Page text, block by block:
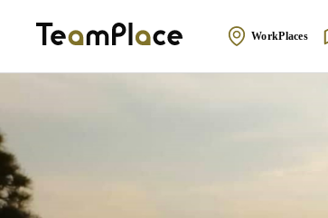
WorkPlaces